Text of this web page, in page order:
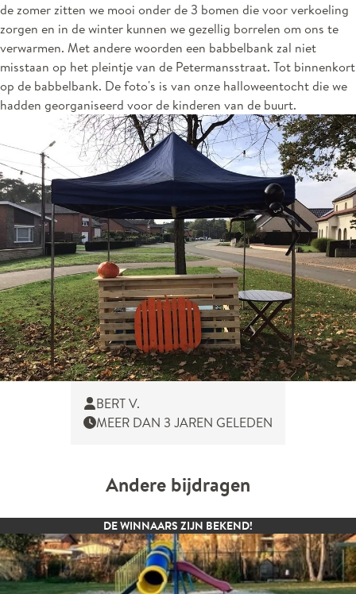
de zomer zitten we mooi onder de 3 bomen die voor verkoeling
zorgen en in de winter kunnen we gezellig borrelen om ons te
verwarmen. Met andere woorden een babbelbank zal niet
misstaan op het pleintje van de Petermansstraat. Tot binnenkort
op de babbelbank. De foto's is van onze halloweentocht die we
hadden georganiseerd voor de kinderen van de buurt.
BERT V.
MEER DAN 3 JAREN GELEDEN
Andere bijdragen
DE WINNAARS ZIJN BEKEND!